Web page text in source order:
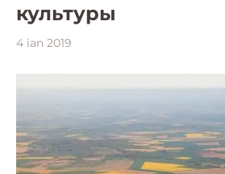
культуры
4 ian 2019